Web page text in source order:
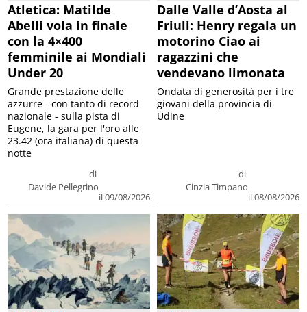
Atletica: Matilde
Abelli vola in finale
con la 4×400
femminile ai Mondiali
Under 20
di
Davide Pellegrino
il 09/08/2026
Grande prestazione delle
azzurre - con tanto di record
nazionale - sulla pista di
Eugene, la gara per l'oro alle
23.42 (ora italiana) di questa
notte
Dalle Valle d’Aosta al
Friuli: Henry regala un
motorino Ciao ai
ragazzini che
vendevano limonata
di
Cinzia Timpano
il 08/08/2026
Ondata di generosità per i tre
giovani della provincia di
Udine